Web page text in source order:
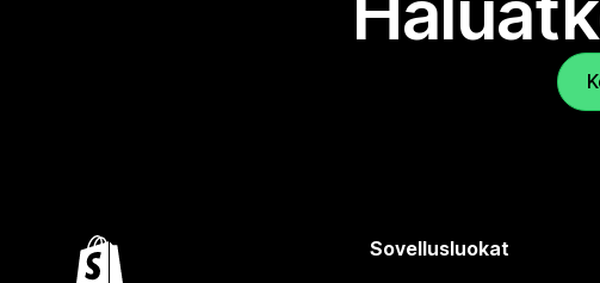
Sovellusluokat